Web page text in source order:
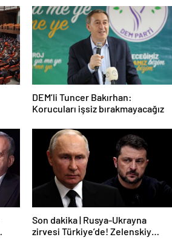
DEM’li Tuncer Bakırhan:
Korucuları işsiz bırakmayacağız
Son dakika | Rusya-Ukrayna
zirvesi Türkiye’de! Zelenskiy